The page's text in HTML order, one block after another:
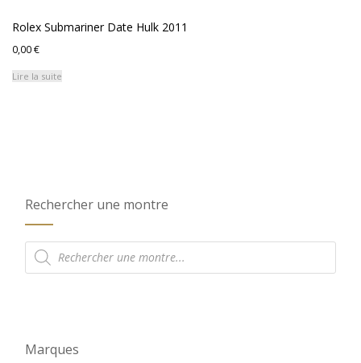
Rolex Submariner Date Hulk 2011
0,00€
Lire la suite
Rechercher une montre
Recherche
de
produits
Marques